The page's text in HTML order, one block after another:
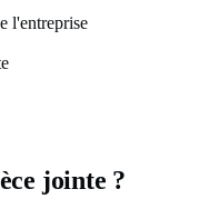
l'entreprise
jointe ?